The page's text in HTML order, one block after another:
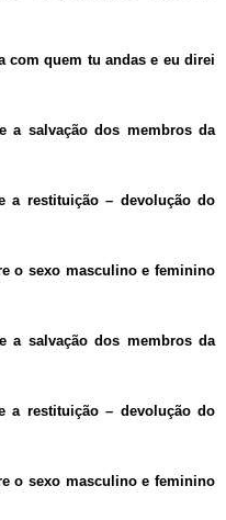
com quem tu andas e eu direi
a salvação dos membros da
a restituição – devolução do
o sexo masculino e feminino
a salvação dos membros da
a restituição – devolução do
o sexo masculino e feminino